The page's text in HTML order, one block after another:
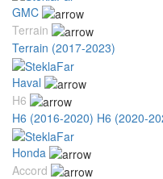
GMC
Terrain
Terrain (2017-2023)
Haval
H6
H6 (2016-2020) H6 (2020-
Honda
Accord